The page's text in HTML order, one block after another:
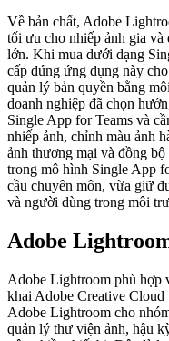
Về bản chất, Adobe
tối ưu cho nhiếp ảnh gia
lớn. Khi mua dưới dạng
cấp đúng ứng dụng này
quản lý bản quyền bằng
doanh nghiệp đã chọn
Single App for Teams và
nhiếp ảnh, chỉnh màu ảnh
ảnh thương mại và đồng
trong mô hình Single App
cầu chuyên môn, vừa giữ
và người dùng trong môi
Adobe
Adobe Lightroom phù hợp
khai Adobe Creative Cloud
Adobe Lightroom cho
quản lý thư viện ảnh, hậu